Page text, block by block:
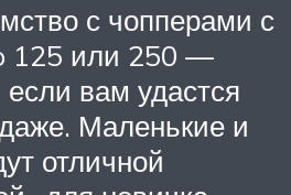
с чопперами с
125 или 250 —
вам удастся
Маленькие и
отличной